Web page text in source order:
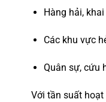
Hàng hải,
Các khu vực
Quân sự, cứu
Với tần suất